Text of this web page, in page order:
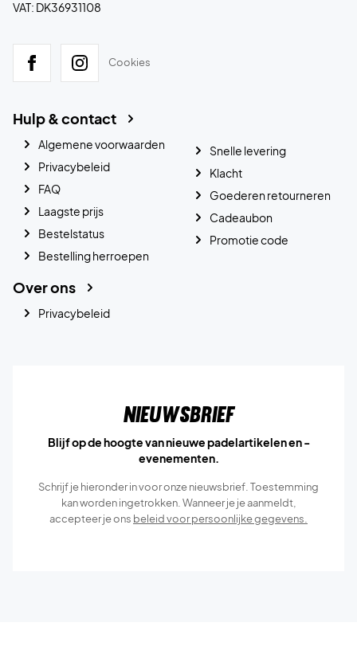
VAT: DK36931108
Cookies
Hulp & contact
Algemene voorwaarden
Privacybeleid
FAQ
Laagste prijs
Bestelstatus
Bestelling herroepen
Snelle levering
Klacht
Goederen retourneren
Cadeaubon
Promotie code
Over ons
Privacybeleid
Nieuwsbrief
Blijf op de hoogte van nieuwe padelartikelen en -
evenementen.
Schrijf je hieronder in voor onze nieuwsbrief. Toestemming
kan worden ingetrokken. Wanneer je je aanmeldt,
accepteer je ons beleid voor persoonlijke gegevens.